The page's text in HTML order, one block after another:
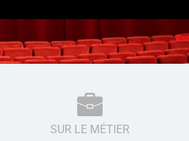
SUR LE MÉTIER